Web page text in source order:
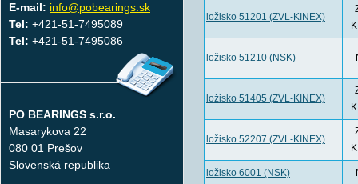
ložisko 51201 (ZVL-KINEX)
ložisko 51210 (NSK)
ložisko 51405 (ZVL-KINEX)
ložisko 52207 (ZVL-KINEX)
ložisko 6001 (NSK)
E-mail: info@pobearings.sk
Tel: +421-51-7495089
Tel: +421-51-7495086
PO BEARINGS s.r.o.
Masarykova 22
080 01 Prešov
Slovenská republika